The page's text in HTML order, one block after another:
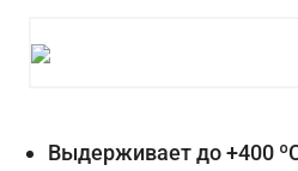
Выдерживает до +400